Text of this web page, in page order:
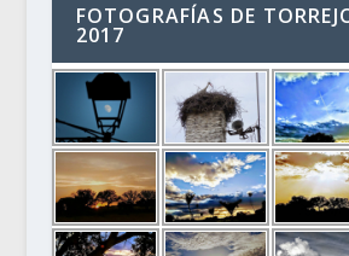
FOTOGRAFÍAS DE
2017